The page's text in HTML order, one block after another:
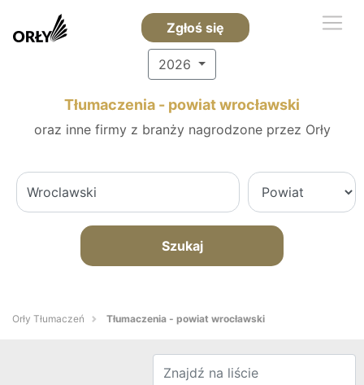
Zgłoś się
2026
Tłumaczenia - powiat wrocławski
oraz inne firmy z branży nagrodzone przez Orły
Szukaj
Orły Tłumaczeń Tłumaczenia - powiat wrocławski